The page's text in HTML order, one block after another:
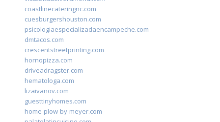
coastlinecateringnc.com
cuesburgershouston.com
psicologiaespecializadaencampeche.com
dmtacos.com
crescentstreetprinting.com
hornopizza.com
driveadragster.com
hematologa.com
lizaivanov.com
guesttinyhomes.com
home-plow-by-meyer.com